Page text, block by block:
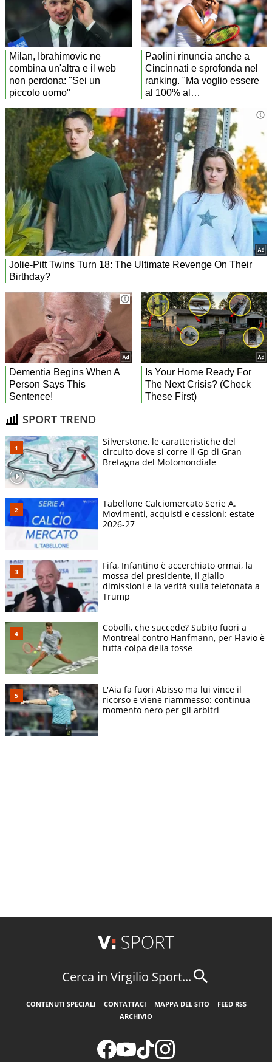
SPORT TREND
Silverstone, le caratteristiche del
circuito dove si corre il Gp di Gran
Bretagna del Motomondiale
Tabellone Calciomercato Serie A.
Movimenti, acquisti e cessioni: estate
2026-27
Fifa, Infantino è accerchiato ormai, la
mossa del presidente, il giallo
dimissioni e la verità sulla telefonata a
Trump
Cobolli, che succede? Subito fuori a
Montreal contro Hanfmann, per Flavio è
tutta colpa della tosse
L'Aia fa fuori Abisso ma lui vince il
ricorso e viene riammesso: continua
momento nero per gli arbitri
Cerca in Virgilio Sport...
CONTENUTI SPECIALI CONTATTACI MAPPA DEL SITO
FEED RSS
ARCHIVIO